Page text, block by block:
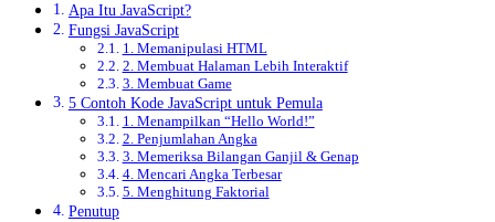
Apa Itu JavaScript?
Fungsi JavaScript
1. Memanipulasi HTML
2. Membuat Halaman Lebih Interaktif
3. Membuat Game
5 Contoh Kode JavaScript untuk Pemula
1. Menampilkan “Hello World!”
2. Penjumlahan Angka
3. Memeriksa Bilangan Ganjil & Genap
4. Mencari Angka Terbesar
5. Menghitung Faktorial
Penutup